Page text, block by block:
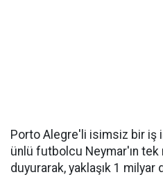
Porto Alegre'li isimsiz bir iş
ünlü futbolcu Neymar'ın tek
duyurarak, yaklaşık 1 milyar